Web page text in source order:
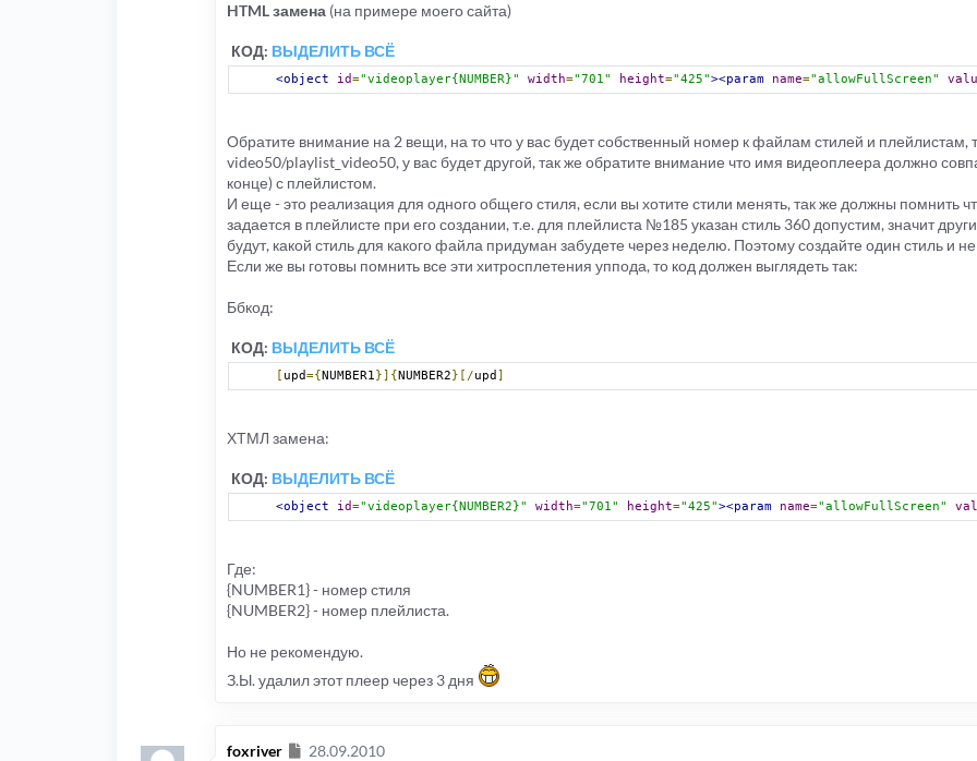
HTML замена (на примере моего сайта)
КОД: ВЫДЕЛИТЬ ВСЁ
<object id="videoplayer{NUMBER}" width="701" height="425"><param name="allowFullScreen"
Обратите внимание на 2 вещи, на то что у вас будет собственный номер к файлам стилей и плейлистам,
video50/playlist_video50, у вас будет другой, так же обратите внимание что имя видеоплеера должно
конце) с плейлистом.
И еще - это реализация для одного общего стиля, если вы хотите стили менять, так же должны помнить
задается в плейлисте при его создании, т.е. для плейлиста №185 указан стиль 360 допустим, значит
будут, какой стиль для какого файла придуман забудете через неделю. Поэтому создайте один стиль и не
Если же вы готовы помнить все эти хитросплетения уппода, то код должен выглядеть так:
Ббкод:
КОД: ВЫДЕЛИТЬ ВСЁ
[ upd={NUMBER1}]{NUMBER2}[/upd ]
ХТМЛ замена:
КОД: ВЫДЕЛИТЬ ВСЁ
<object id="videoplayer{NUMBER2}" width="701" height="425"><param name="allowFullScreen"
Где:
{NUMBER1} - номер стиля
{NUMBER2} - номер плейлиста.
Но не рекомендую.
З.Ы. удалил этот плеер через 3 дня
foxriver Сообщение
28.09.2010